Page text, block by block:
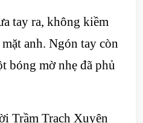
tay ra, không kiềm
anh. Ngón tay còn
bóng mờ nhẹ đã phủ
Trầm Trạch Xuyên